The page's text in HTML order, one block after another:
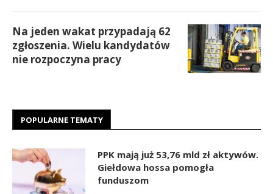
Na jeden wakat przypadają 62
zgłoszenia. Wielu kandydatów
nie rozpoczyna pracy
POPULARNE TEMATY
PPK mają już 53,76 mld zł aktywów.
Giełdowa hossa pomogła
funduszom